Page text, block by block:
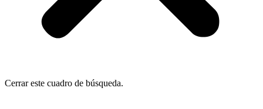
Cerrar este cuadro de búsqueda.